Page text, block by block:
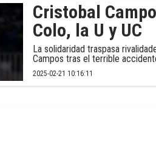
Cristobal
Colo, la U y UC
La solidaridad traspasa
Campos tras el terrible
2025-02-21 10:16:11